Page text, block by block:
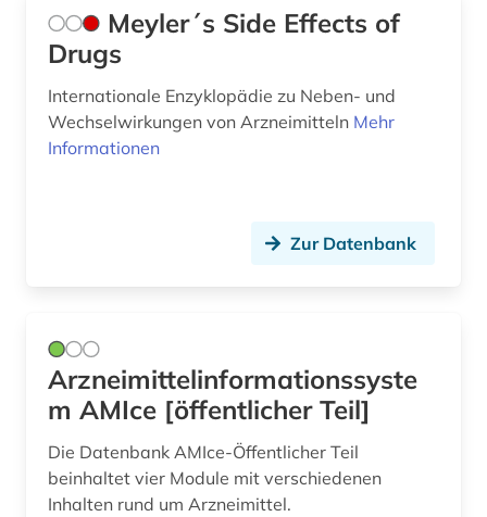
Meyler´s Side Effects of
Drugs
Internationale Enzyklopädie zu Neben- und
Wechselwirkungen von Arzneimitteln Mehr
Informationen
Zur Datenbank
Arzneimittelinformationssyste
m AMIce [öffentlicher Teil]
Die Datenbank AMIce-Öffentlicher Teil
beinhaltet vier Module mit verschiedenen
Inhalten rund um Arzneimittel.